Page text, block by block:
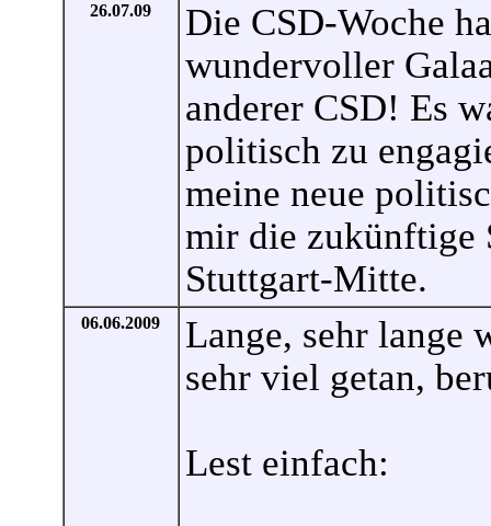
26.07.09
Die CSD-Woche
wundervoller
anderer CSD! Es
politisch zu
meine neue
mir die zukünftige
Stuttgart-Mitte.
06.06.2009
Lange, sehr lange
sehr viel getan,
Lest einfach: